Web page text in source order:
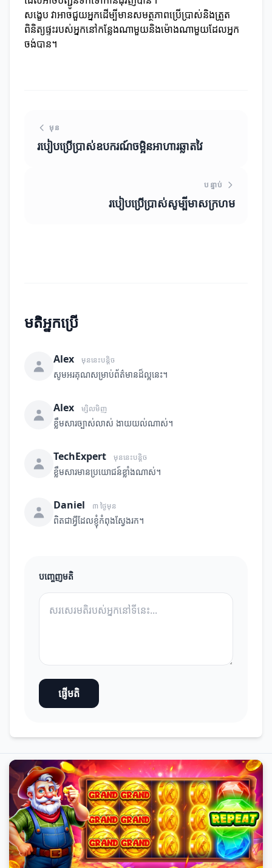
សង្ខេប វាអាចជួយអ្នកដើម្បីមានសមត្ថភាពប្រើប្រាស់និងត្រួត
ពិនិត្យផ្ទះរបស់អ្នកនៅកន្លែងណាមួយនិងម៉ោងណាមួយដែលអ្នក
ចង់បាន។
មុន
របៀបប្រើប្រាស់ឧបករណ៍ចម្អិនអាហារឆ្លាតវៃ
បន្ទាប់
របៀបប្រើប្រាស់សូម្បីមាសក្រហម
មតិអ្នកប្រើ
Alex មុននេះបន្តិច
សូមអរគុណសម្រាប់ព័ត៌មានដ៏ល្អនេះ។
Alex ម្សិលមិញ
ខ្លឹមសារច្បាស់លាស់ ងាយយល់ណាស់។
TechExpert មុននេះបន្តិច
ខ្លឹមសារមានប្រយោជន៍ខ្លាំងណាស់។
Daniel ៣ ថ្ងៃមុន
ពិតជាអ្វីដែលខ្ញុំកំពុងស្វែងរក។
បញ្ចេញមតិ
ផ្ញើមតិ